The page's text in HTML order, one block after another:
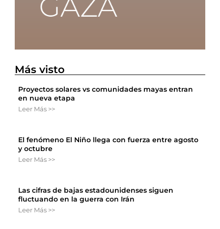
Más visto
Proyectos solares vs comunidades mayas entran
en nueva etapa
Leer Más >>
El fenómeno El Niño llega con fuerza entre agosto
y octubre
Leer Más >>
Las cifras de bajas estadounidenses siguen
fluctuando en la guerra con Irán
Leer Más >>